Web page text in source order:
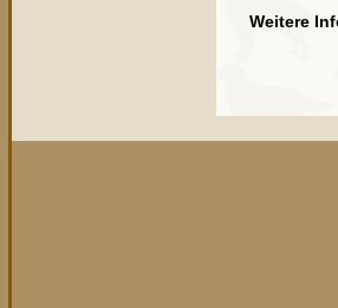
Weitere